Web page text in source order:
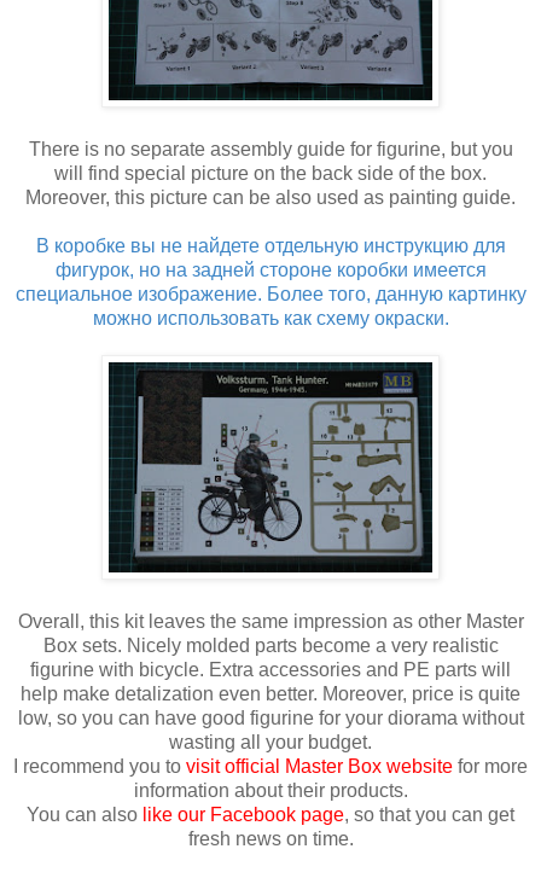
There is no separate assembly guide for figurine, but you
will find special picture on the back side of the box.
Moreover, this picture can be also used as painting guide.
В коробке вы не найдете отдельную инструкцию для
фигурок, но на задней стороне коробки имеется
специальное изображение. Более того, данную картинку
можно использовать как схему окраски.
Overall, this kit leaves the same impression as other Master
Box sets. Nicely molded parts become a very realistic
figurine with bicycle. Extra accessories and PE parts will
help make detalization even better. Moreover, price is quite
low, so you can have good figurine for your diorama without
wasting all your budget.
I recommend you to visit official Master Box website for more
information about their products.
You can also like our Facebook page, so that you can get
fresh news on time.